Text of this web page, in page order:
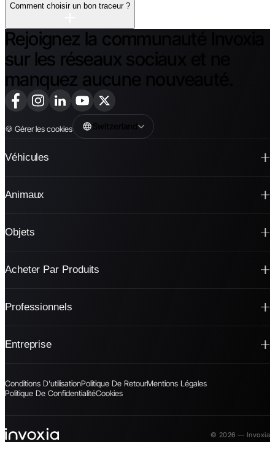
Comment choisir un bon traceur ?
Rejoignez la communauté Invoxia
sur les réseaux sociaux et ne
manquez aucune nouveauté.
🍪 Gérer les cookies Switzerland
Véhicules
Animaux
Objets
Acheter Par Produits
Professionnels
Entreprise
Conditions D'utilisationPolitique De RetourMentions Légales
Politique De ConfidentialitéCookies
© 2026 — Invoxia